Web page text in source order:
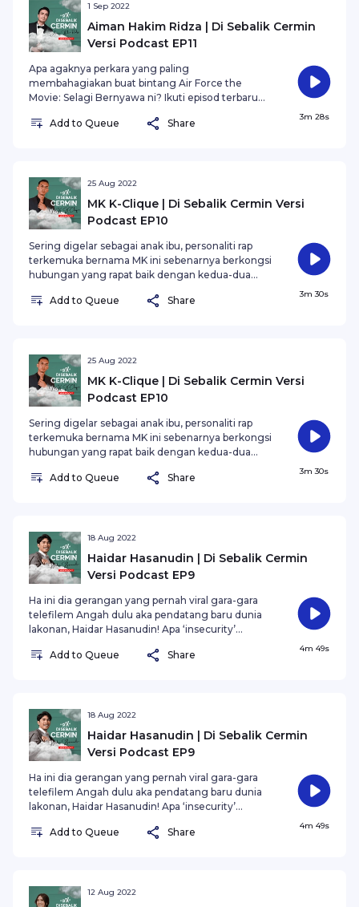
1 Sep 2022
Aiman Hakim Ridza | Di Sebalik Cermin
Versi Podcast EP11
Apa agaknya perkara yang paling
membahagiakan buat bintang Air Force the
Movie: Selagi Bernyawa ni? Ikuti episod terbaru
Sebalik Cermin Versi Podcast.
Add to Queue Share
3m 28s
25 Aug 2022
MK K-Clique | Di Sebalik Cermin Versi
Podcast EP10
Sering digelar sebagai anak ibu, personaliti rap
terkemuka bernama MK ini sebenarnya berkongsi
hubungan yang rapat baik dengan kedua-dua
sebenarnya garang. Ye ke? Ketahui semuanya
Add to Queue Share
3m 30s
25 Aug 2022
MK K-Clique | Di Sebalik Cermin Versi
Podcast EP10
Sering digelar sebagai anak ibu, personaliti rap
terkemuka bernama MK ini sebenarnya berkongsi
hubungan yang rapat baik dengan kedua-dua
sebenarnya garang. Ye ke? Ketahui semuanya
Add to Queue Share
3m 30s
18 Aug 2022
Haidar Hasanudin | Di Sebalik Cermin
Versi Podcast EP9
Ha ini dia gerangan yang pernah viral gara-gara
telefilem Angah dulu aka pendatang baru dunia
lakonan, Haidar Hasanudin! Apa ‘insecurity’
Di Sebalik Cermin Versi Podcast!
Add to Queue Share
4m 49s
18 Aug 2022
Haidar Hasanudin | Di Sebalik Cermin
Versi Podcast EP9
Ha ini dia gerangan yang pernah viral gara-gara
telefilem Angah dulu aka pendatang baru dunia
lakonan, Haidar Hasanudin! Apa ‘insecurity’
Di Sebalik Cermin Versi Podcast!
Add to Queue Share
4m 49s
12 Aug 2022